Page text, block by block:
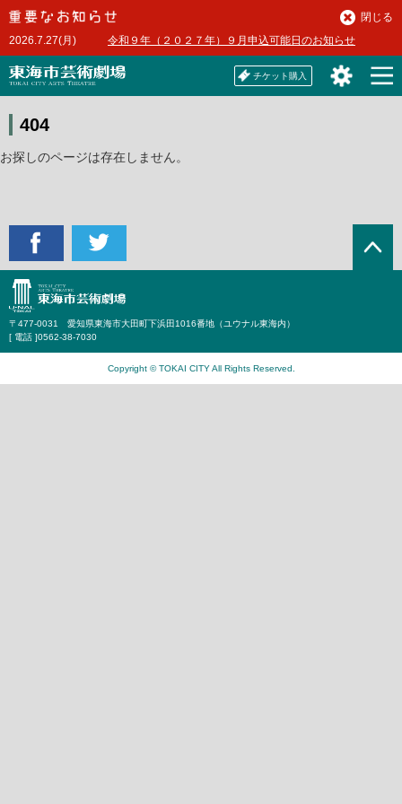
本
文
へ2026.7.27(月) 令和９年（２０２７年）９月申込可能日のお知らせ
閉じる
チケット購入
404
お探しのページは存在しません。
〒477-0031 愛知県東海市大田町下浜田1016番地（ユウナル東海内）
[ 電話 ]0562-38-7030
Copyright © TOKAI CITY All Rights Reserved.